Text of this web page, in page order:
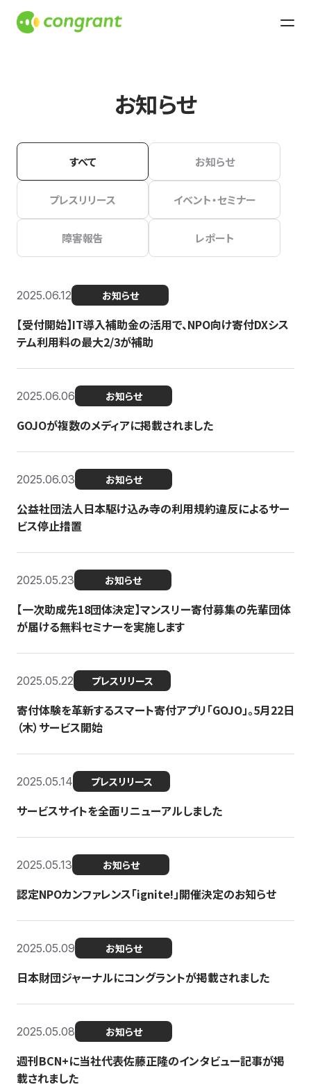
お知らせ
すべて お知らせ
プレスリリース イベント・セミナー
障害報告 レポート
2025.06.12 お知らせ
【受付開始】IT導入補助金の活用で、NPO向け寄付DXシス
テム利用料の最大2/3が補助
2025.06.06 お知らせ
GOJOが複数のメディアに掲載されました
2025.06.03 お知らせ
公益社団法人日本駆け込み寺の利用規約違反によるサー
ビス停止措置
2025.05.23 お知らせ
【一次助成先18団体決定】マンスリー寄付募集の先輩団体
が届ける無料セミナーを実施します
2025.05.22 プレスリリース
寄付体験を革新するスマート寄付アプリ「GOJO」。5月22日
（木）サービス開始
2025.05.14 プレスリリース
サービスサイトを全面リニューアルしました
2025.05.13 お知らせ
認定NPOカンファレンス「ignite!」開催決定のお知らせ
2025.05.09 お知らせ
日本財団ジャーナルにコングラントが掲載されました
2025.05.08 お知らせ
週刊BCN+に当社代表佐藤正隆のインタビュー記事が掲
載されました